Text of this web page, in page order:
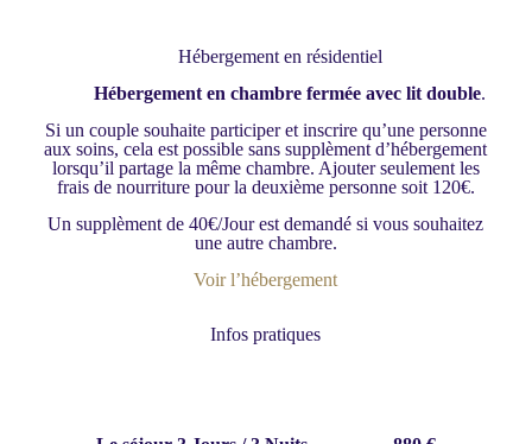
Hébergement en résidentiel
Hébergement en chambre fermée avec lit double.
Si un couple souhaite participer et inscrire qu’une personne
aux soins, cela est possible sans supplèment d’hébergement
lorsqu’il partage la même chambre. Ajouter seulement les
frais de nourriture pour la deuxième personne soit 120€.
Un supplèment de 40€/Jour est demandé si vous souhaitez
une autre chambre.
Voir l’hébergement
Infos pratiques